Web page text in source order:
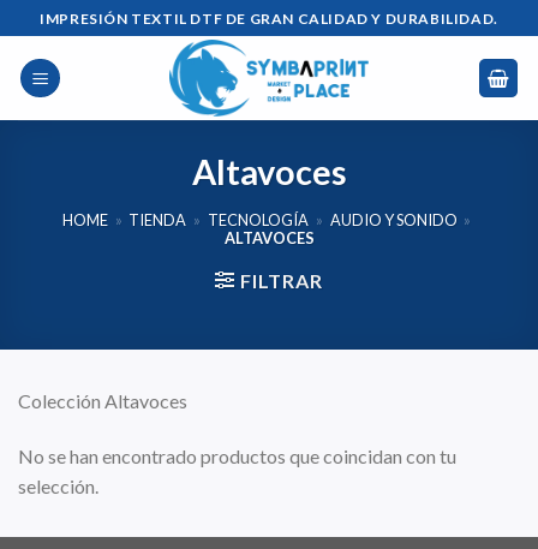
Saltar
al
contenido
IMPRESIÓN TEXTIL DTF DE GRAN CALIDAD Y DURABILIDAD.
Altavoces
HOME » TIENDA » TECNOLOGÍA » AUDIO Y SONIDO »
ALTAVOCES
FILTRAR
Colección Altavoces
No se han encontrado productos que coincidan con tu
selección.